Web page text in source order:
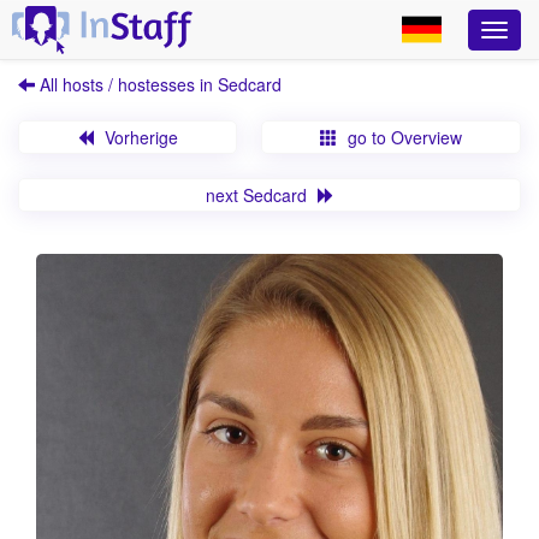
All hosts / hostesses in Sedcard
Vorherige go to Overview
next Sedcard